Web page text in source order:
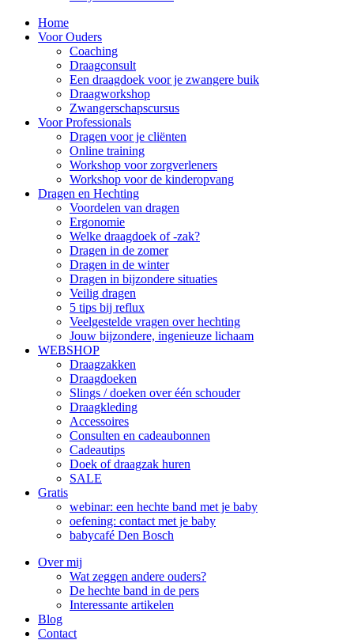
Home
Voor Ouders
Coaching
Draagconsult
Een draagdoek voor je zwangere buik
Draagworkshop
Zwangerschapscursus
Voor Professionals
Dragen voor je cliënten
Online training
Workshop voor zorgverleners
Workshop voor de kinderopvang
Dragen en Hechting
Voordelen van dragen
Ergonomie
Welke draagdoek of -zak?
Dragen in de zomer
Dragen in de winter
Dragen in bijzondere situaties
Veilig dragen
5 tips bij reflux
Veelgestelde vragen over hechting
Jouw bijzondere, ingenieuze lichaam
WEBSHOP
Draagzakken
Draagdoeken
Slings / doeken over één schouder
Draagkleding
Accessoires
Consulten en cadeaubonnen
Cadeautips
Doek of draagzak huren
SALE
Gratis
webinar: een hechte band met je baby
oefening: contact met je baby
babycafé Den Bosch
Over mij
Wat zeggen andere ouders?
De hechte band in de pers
Interessante artikelen
Blog
Contact